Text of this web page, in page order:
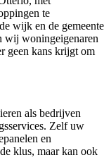
te
wijk en de gemeente
wij woningeigenaren
geen kans krijgt om
als bedrijven
Zelf uw
en
klus, maar kan ook